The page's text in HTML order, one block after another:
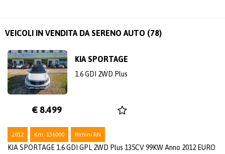
VEICOLI IN VENDITA DA SERENO AUTO (78)
KIA SPORTAGE
1.6 GDI 2WD Plus
€ 8.499
2012 Km: 136000 Rimini RN
KIA SPORTAGE 1.6 GDI GPL 2WD Plus 135CV 99KW Anno 2012 EURO